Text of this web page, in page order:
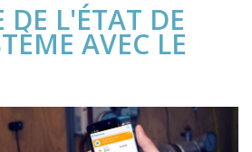
DE L'ÉTAT DE
AVEC LE